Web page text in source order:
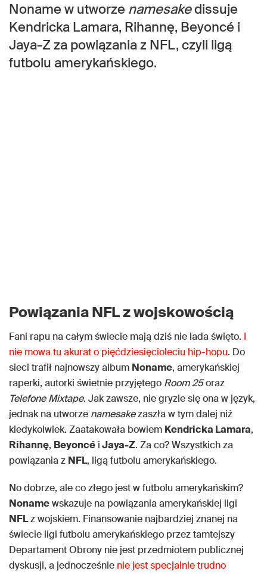
Noname w utworze namesakedissuje
Kendricka Lamara, Rihannę, Beyoncé i
Jaya-Z za powiązania z NFL, czyli ligą
futbolu amerykańskiego.
Powiązania NFL z wojskowością
Fani rapu na całym świecie mają dziś nie lada święto. I
nie mowa tu akurat o pięćdziesięcioleciu hip-hopu. Do
sieci trafił najnowszy album Noname, amerykańskiej
raperki, autorki świetnie przyjętego Room 25oraz
Telefone Mixtape. Jak zawsze, nie gryzie się ona w język,
jednak na utworze namesakezaszła w tym dalej niż
kiedykolwiek. Zaatakowała bowiem Kendricka Lamara,
Rihannę, Beyoncé iJaya-Z. Za co? Wszystkich za
powiązania z NFL, ligą futbolu amerykańskiego.
No dobrze, ale co złego jest w futbolu amerykańskim?
Nonamewskazuje na powiązania amerykańskiej ligi
NFLz wojskiem. Finansowanie najbardziej znanej na
świecie ligi futbolu amerykańskiego przez tamtejszy
Departament Obrony nie jest przedmiotem publicznej
dyskusji, a jednocześnie nie jest specjalnie trudno